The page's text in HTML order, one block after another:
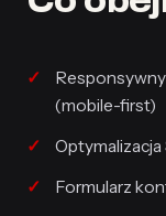
(mobile-first)
Optymalizacja
Formularz